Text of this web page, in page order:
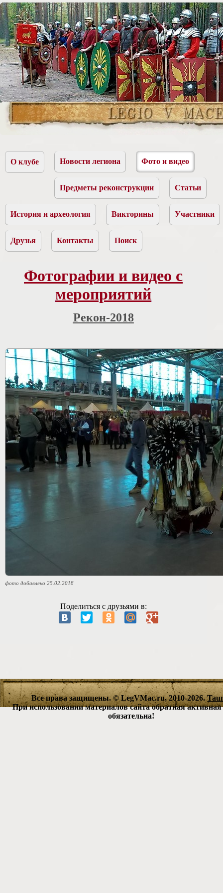
О клубе Новости легиона Фото и видео
Предметы реконструкции Статьи
История и археология Викторины Участники
Друзья Контакты Поиск
Фотографии и видео с
мероприятий
Рекон-2018
фото добавлено 25.02.2018
Поделиться с друзьями в:
Все права защищены. © LegVMac.ru, 2010-2026.
При использовании материалов сайта обратная
обязательна!